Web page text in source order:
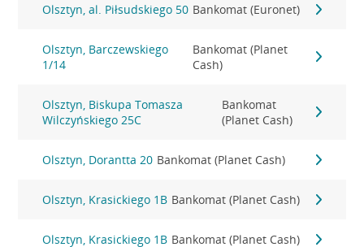
Olsztyn, al. Piłsudskiego 50 Bankomat (Euronet)
Olsztyn, Barczewskiego
1/14
Bankomat (Planet
Cash)
Olsztyn, Biskupa Tomasza
Wilczyńskiego 25C
Bankomat
(Planet Cash)
Olsztyn, Dorantta 20 Bankomat (Planet Cash)
Olsztyn, Krasickiego 1B Bankomat (Planet Cash)
Olsztyn, Krasickiego 1B Bankomat (Planet Cash)